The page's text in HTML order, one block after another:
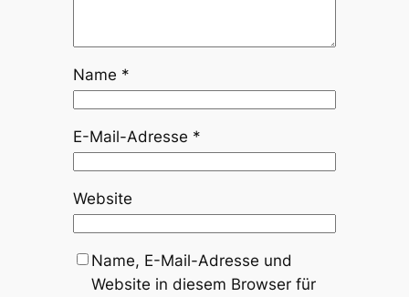
Name *
E-Mail-Adresse *
Website
Name, E-Mail-Adresse und
Website in diesem Browser für